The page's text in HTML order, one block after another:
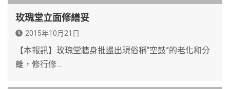
玫瑰堂立面修繕妥
2015年10月21日
【本報訊】玫瑰堂牆身批盪出現俗稱“空鼓”的老化和分
離，修行修…